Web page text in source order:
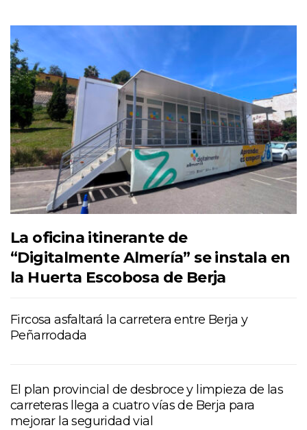
La oficina itinerante de
“Digitalmente Almería” se instala en
la Huerta Escobosa de Berja
Fircosa asfaltará la carretera entre Berja y
Peñarrodada
El plan provincial de desbroce y limpieza de las
carreteras llega a cuatro vías de Berja para
mejorar la seguridad vial